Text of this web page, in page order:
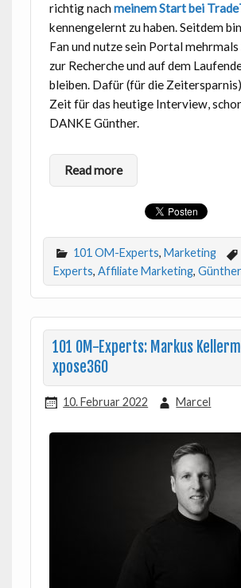
richtig nach meinem Start bei
kennengelernt zu haben. Seitdem
Fan und nutze sein Portal
zur Recherche und auf dem
bleiben. Dafür (für die
Zeit für das heutige Interview,
DANKE Günther.
Read more
101 OM-Experts, Marketing
Experts, Affiliate Marketing,
101 OM-Experts: Markus
xpose360
10. Februar 2022 Marcel